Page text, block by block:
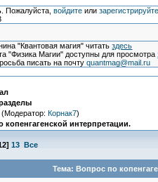
. Пожалуйста, войдитеили
"Квантовая магия" читатьздесь
"Физика Магии" доступны для просмотра
писать на почтуquantmag@mail.ru
Корнак7)
копенгагенской интерпретации.
] 13 Все
Тема: Вопрос по